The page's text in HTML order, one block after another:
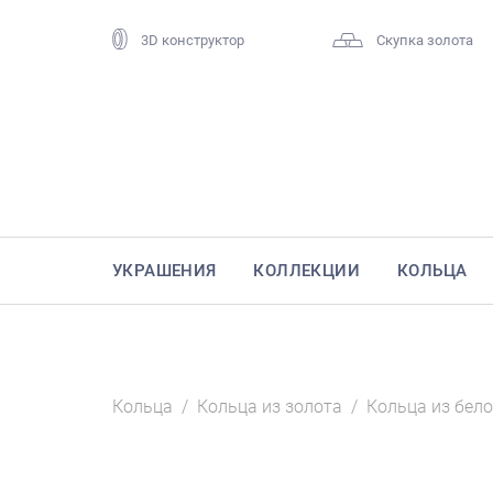
3D конструктор Скупка золота
УКРАШЕНИЯ КОЛЛЕКЦИИ КОЛЬЦА
Кольца / Кольца из золота / Кольца из